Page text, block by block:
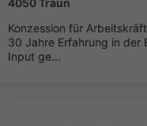
4050 Traun
Konzession für
30 Jahre Erfahrung in der
Input ge...